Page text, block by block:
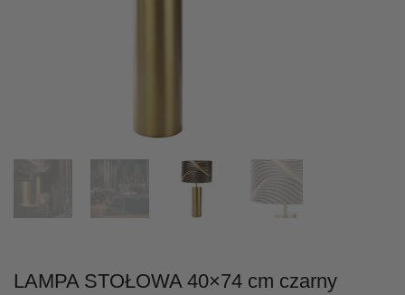
LAMPA STOŁOWA 40×74 cm czarny